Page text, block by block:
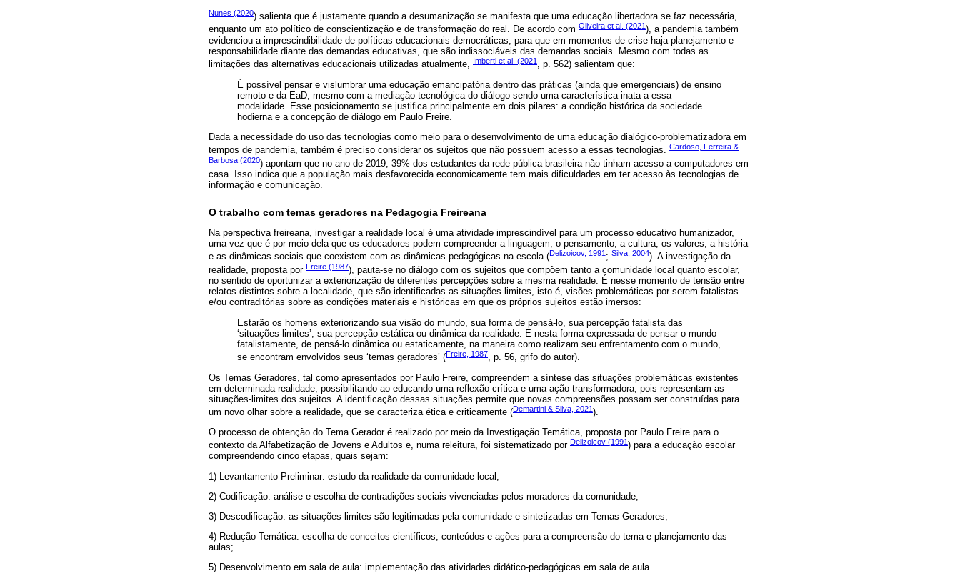
Nunes (2020) salienta que é justamente quando a desumanização se manifesta que uma educação libertadora se faz necessária,
enquanto um ato político de conscientização e de transformação do real. De acordo com Oliveira et al. (2021 ), a pandemia também
evidenciou a imprescindibilidade de políticas educacionais democráticas, para que em momentos de crise haja planejamento e
responsabilidade diante das demandas educativas, que são indissociáveis das demandas sociais. Mesmo com todas as
limitações das alternativas educacionais utilizadas atualmente,
Imberti et al. (2021
, p. 562) salientam que:
É possível pensar e vislumbrar uma educação emancipatória dentro das práticas (ainda que emergenciais) de ensino
remoto e da EaD, mesmo com a mediação tecnológica do diálogo sendo uma característica inata a essa
modalidade. Esse posicionamento se justifica principalmente em dois pilares: a condição histórica da sociedade
hodierna e a concepção de diálogo em Paulo Freire.
Dada a necessidade do uso das tecnologias como meio para o desenvolvimento de uma educação dialógico-problematizadora em
tempos de pandemia, também é preciso considerar os sujeitos que não possuem acesso a essas tecnologias. Cardoso, Ferreira &
Barbosa (2020) apontam que no ano de 2019, 39% dos estudantes da rede pública brasileira não tinham acesso a computadores em
casa. Isso indica que a população mais desfavorecida economicamente tem mais dificuldades em ter acesso às tecnologias de
informação e comunicação.
O trabalho com temas geradores na Pedagogia Freireana
Na perspectiva freireana, investigar a realidade local é uma atividade imprescindível para um processo educativo humanizador,
uma vez que é por meio dela que os educadores podem compreender a linguagem, o pensamento, a cultura, os valores, a história
e as dinâmicas sociais que coexistem com as dinâmicas pedagógicas na escola (Delizoicov, 1991 ; Silva, 2004). A investigação da
realidade, proposta por Freire (1987), pauta-se no diálogo com os sujeitos que compõem tanto a comunidade local quanto escolar,
no sentido de oportunizar a exteriorização de diferentes percepções sobre a mesma realidade. É nesse momento de tensão entre
relatos distintos sobre a localidade, que são identificadas as situações-limites, isto é, visões problemáticas por serem fatalistas
e/ou contraditórias sobre as condições materiais e históricas em que os próprios sujeitos estão imersos:
Estarão os homens exteriorizando sua visão do mundo, sua forma de pensá-lo, sua percepção fatalista das
‘situações-limites’, sua percepção estática ou dinâmica da realidade. E nesta forma expressada de pensar o mundo
fatalistamente, de pensá-lo dinâmica ou estaticamente, na maneira como realizam seu enfrentamento com o mundo,
se encontram envolvidos seus ‘temas geradores’ (Freire, 1987
, p. 56, grifo do autor).
Os Temas Geradores, tal como apresentados por Paulo Freire, compreendem a síntese das situações problemáticas existentes
em determinada realidade, possibilitando ao educando uma reflexão crítica e uma ação transformadora, pois representam as
situações-limites dos sujeitos. A identificação dessas situações permite que novas compreensões possam ser construídas para
um novo olhar sobre a realidade, que se caracteriza ética e criticamente (Demartini & Silva, 2021).
O processo de obtenção do Tema Gerador é realizado por meio da Investigação Temática, proposta por Paulo Freire para o
contexto da Alfabetização de Jovens e Adultos e, numa releitura, foi sistematizado por Delizoicov (1991) para a educação escolar
compreendendo cinco etapas, quais sejam:
1) Levantamento Preliminar: estudo da realidade da comunidade local;
2) Codificação: análise e escolha de contradições sociais vivenciadas pelos moradores da comunidade;
3) Descodificação: as situações-limites são legitimadas pela comunidade e sintetizadas em Temas Geradores;
4) Redução Temática: escolha de conceitos científicos, conteúdos e ações para a compreensão do tema e planejamento das
aulas;
5) Desenvolvimento em sala de aula: implementação das atividades didático-pedagógicas em sala de aula.